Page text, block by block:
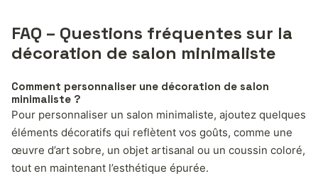
FAQ – Questions fréquentes sur la
décoration de salon minimaliste
Comment personnaliser une décoration de salon
minimaliste ?
Pour personnaliser un salon minimaliste, ajoutez quelques
éléments décoratifs qui reflètent vos goûts, comme une
œuvre d’art sobre, un objet artisanal ou un coussin coloré,
tout en maintenant l’esthétique épurée.